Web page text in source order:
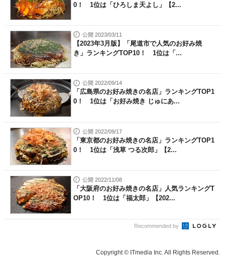
0！ 1位は「ひろしま天よし」【2...
公開 2023/03/11
【2023年3月版】「尾道市で人気のお好み焼
き」ランキングTOP10！ 1位は「...
公開 2022/09/14
「広島県のお好み焼きの名店」ランキングTOP1
0！ 1位は「お好み焼き じゅにあ...
公開 2022/09/17
「東京都のお好み焼きの名店」ランキングTOP1
0！ 1位は「浅草 つる次郎」【2...
公開 2022/11/08
「大阪府のお好み焼きの名店」人気ランキングT
OP10！ 1位は「福太郎」【202...
Recommended by
Copyright © ITmedia Inc. All Rights Reserved.